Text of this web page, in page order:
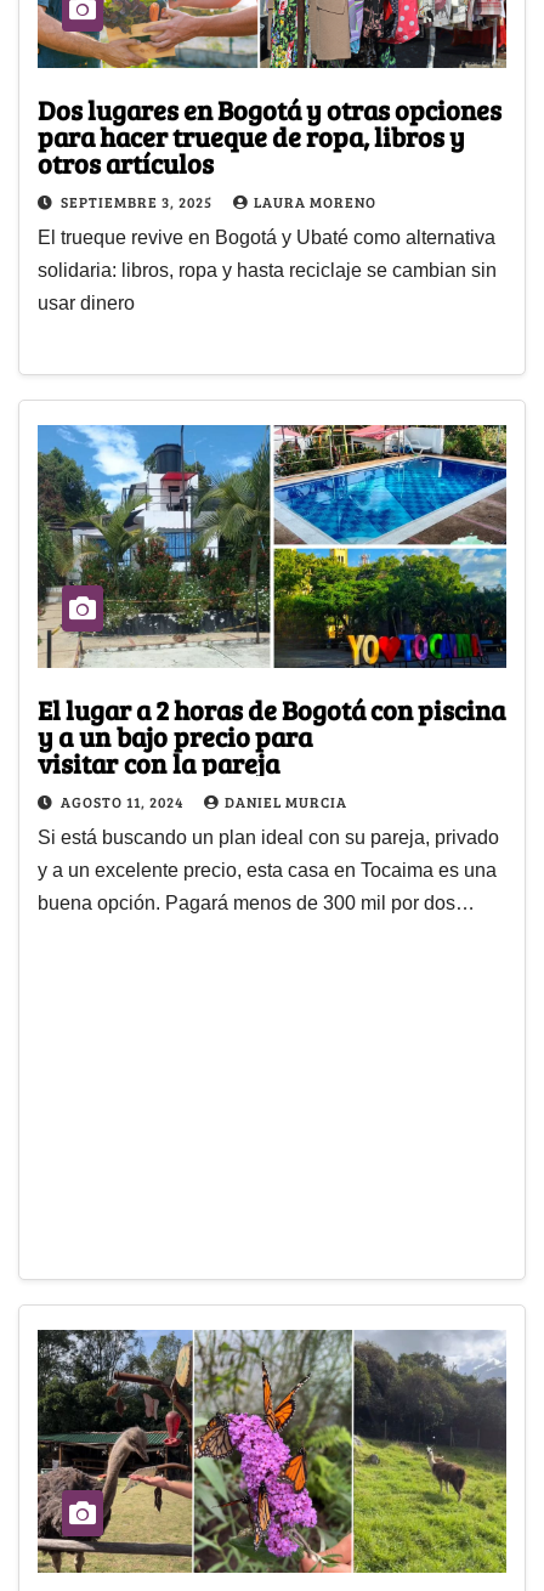
Dos lugares en Bogotá y otras opciones
para hacer trueque de ropa, libros y
otros artículos
SEPTIEMBRE 3, 2025 LAURA MORENO
El trueque revive en Bogotá y Ubaté como alternativa
solidaria: libros, ropa y hasta reciclaje se cambian sin
usar dinero
El lugar a 2 horas de Bogotá con piscina
y a un bajo precio para
visitar con la pareja
AGOSTO 11, 2024 DANIEL MURCIA
Si está buscando un plan ideal con su pareja, privado
y a un excelente precio, esta casa en Tocaima es una
buena opción. Pagará menos de 300 mil por dos…